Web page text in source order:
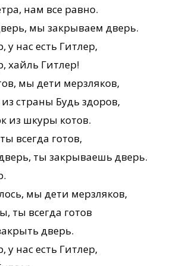
нам все равно.
мы закрываем дверь.
у нас есть Гитлер,
хайль Гитлер!
мы дети мерзляков,
страны Будь здоров,
из шкуры котов.
всегда готов,
ты закрываешь дверь.
мы дети мерзляков,
ты всегда готов
дверь.
у нас есть Гитлер,